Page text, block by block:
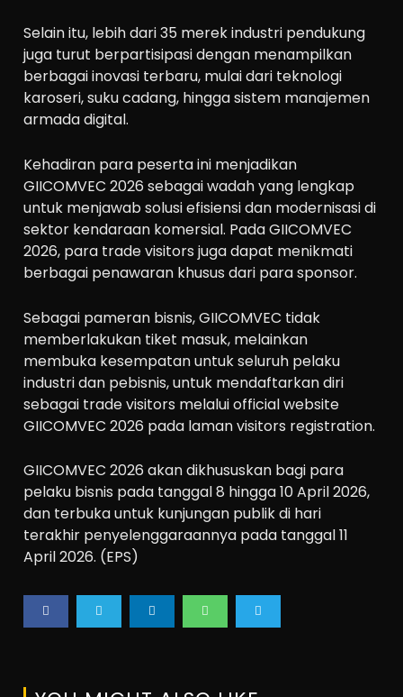
Selain itu, lebih dari 35 merek industri pendukung
juga turut berpartisipasi dengan menampilkan
berbagai inovasi terbaru, mulai dari teknologi
karoseri, suku cadang, hingga sistem manajemen
armada digital.
Kehadiran para peserta ini menjadikan
GIICOMVEC 2026 sebagai wadah yang lengkap
untuk menjawab solusi efisiensi dan modernisasi di
sektor kendaraan komersial. Pada GIICOMVEC
2026, para trade visitors juga dapat menikmati
berbagai penawaran khusus dari para sponsor.
Sebagai pameran bisnis, GIICOMVEC tidak
memberlakukan tiket masuk, melainkan
membuka kesempatan untuk seluruh pelaku
industri dan pebisnis, untuk mendaftarkan diri
sebagai trade visitors melalui official website
GIICOMVEC 2026 pada laman visitors registration.
GIICOMVEC 2026 akan dikhususkan bagi para
pelaku bisnis pada tanggal 8 hingga 10 April 2026,
dan terbuka untuk kunjungan publik di hari
terakhir penyelenggaraannya pada tanggal 11
April 2026. (EPS)